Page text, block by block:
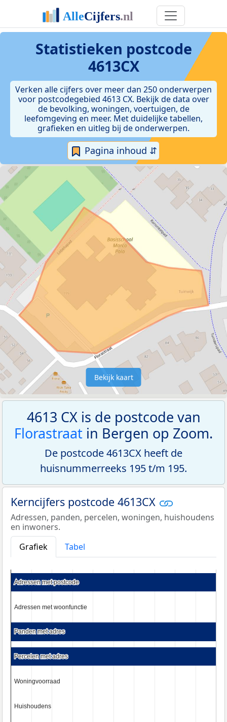
Statistieken postcode
4613CX
Verken alle cijfers over meer dan 250 onderwerpen
voor postcodegebied 4613 CX. Bekijk de data over
de bevolking, woningen, voertuigen, de
leefomgeving en meer. Met duidelijke tabellen,
grafieken en uitleg bij de onderwerpen.
Pagina inhoud ⇵
Bekijk kaart
4613 CX is de postcode van
Florastraat in Bergen op Zoom.
De postcode 4613CX heeft de
huisnummerreeks 195 t/m 195.
Kerncijfers postcode 4613CX
Adressen, panden, percelen, woningen, huishoudens
en inwoners.
Grafiek
Tabel
Adressen met postcode
Adressen met postcode
Adressen met woonfunctie
Adressen met woonfunctie
Panden met adres
Panden met adres
Percelen met adres
Percelen met adres
Woningvoorraad
Woningvoorraad
Huishoudens
Huishoudens